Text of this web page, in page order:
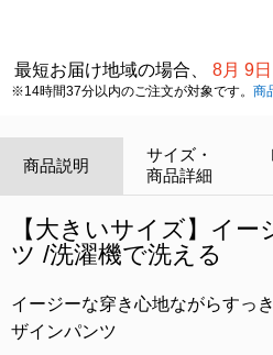
最短お届け地域の場合、 8月 9日
※14時間37分以内のご注文が対象です。 商
商品説明
サイズ・
商品詳細
【大きいサイズ】イ
ツ /洗濯機で洗える
イージーな穿き心地ながらすっ
ザインパンツ